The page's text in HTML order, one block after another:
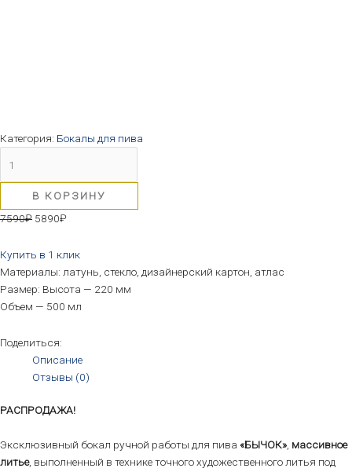
Категория: Бокалы для пива
В КОРЗИНУ
7590₽ 5890₽
Купить в 1 клик
Материалы: латунь, стекло, дизайнерский картон, атлас
Размер: Высота — 220 мм
Объем — 500 мл
Поделиться:
Описание
Отзывы (0)
РАСПРОДАЖА!
Эксклюзивный бокал ручной работы для пива «БЫЧОК», массивное
литье, выполненный в технике точного художественного литья под